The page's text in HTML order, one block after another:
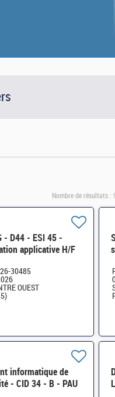
Nombre de résultats :
- D44 - ESI 45 -
applicative H/F
30485
OUEST
informatique de
- CID 34 - B - PAU